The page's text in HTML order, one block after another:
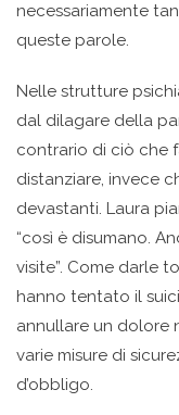
necessariamente
queste parole.
Nelle strutture
dal dilagare della
contrario di ciò che
distanziare, invece
devastanti. Laura
“così è disumano.
visite”. Come darle
hanno tentato il
annullare un dolore
varie misure di
d’obbligo.